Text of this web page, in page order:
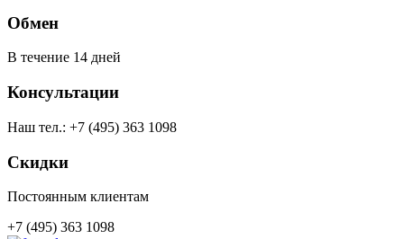
Обмен
В течение 14 дней
Консультации
Наш тел.: +7 (495) 363 1098
Скидки
Постоянным клиентам
+7 (495) 363 1098